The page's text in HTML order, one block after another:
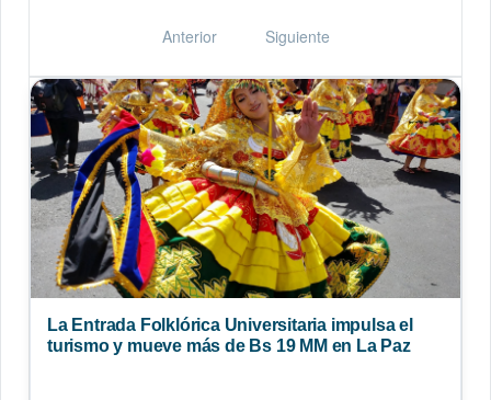
Anterior Siguiente
La Entrada Folklórica Universitaria impulsa el
turismo y mueve más de Bs 19 MM en La Paz